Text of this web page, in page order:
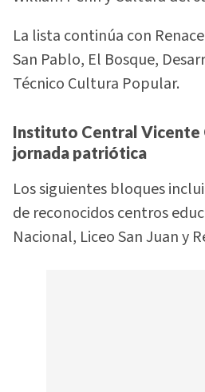
La lista continúa con
San Pablo, El Bosque,
Técnico Cultura Popular.
Instituto Central Vicente
jornada patriótica
Los siguientes bloques
de reconocidos centros
Nacional, Liceo San Juan y